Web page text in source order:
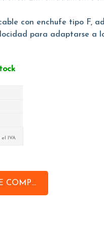
con enchufe tipo F,
para adaptarse a
IVA